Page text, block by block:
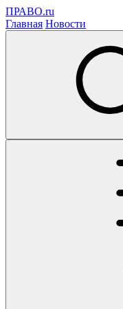
ПРАВО.ru
Главная Новости